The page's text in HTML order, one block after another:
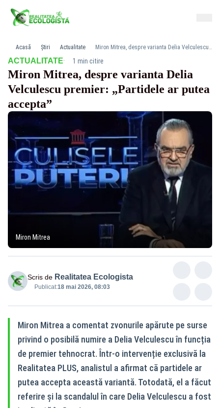
Acasă Știri Actualitate Miron Mitrea, despre varianta Delia Velculescu premier: „Partidele ar putea accepta”
ACTUALITATE· 1 min citire
Miron Mitrea, despre varianta Delia
Velculescu premier: „Partidele ar putea
accepta”
Miron Mitrea
Scris de Realitatea Ecologista
Publicat:18 mai 2026, 08:03
Miron Mitrea a comentat zvonurile apărute pe surse
privind o posibilă numire a Delia Velculescu în funcția
de premier tehnocrat. Într-o intervenție exclusivă la
Realitatea PLUS, analistul a afirmat că partidele ar
putea accepta această variantă. Totodată, el a făcut
referire și la scandalul în care Delia Velculescu a fost